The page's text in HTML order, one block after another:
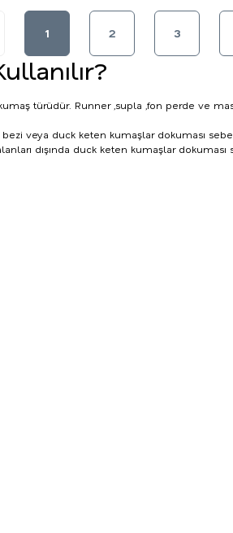
1 2 3
türüdür. Runner ,supla ,fon perde ve
veya duck keten kumaşlar dokuması
dışında duck keten kumaşlar